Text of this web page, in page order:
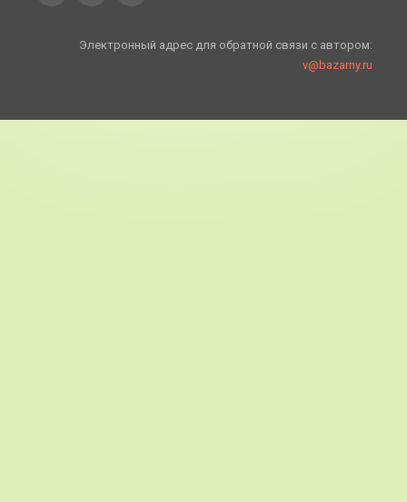
Электронный адрес для обратной связи с автором:
v@bazarny.ru